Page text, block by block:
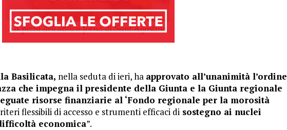
Basilicata, nella seduta di ieri, ha approvato all’unanimità l’ordine
che impegna il presidente della Giunta e la Giunta regionale
risorse finanziarie al ‘Fondo regionale per la morosità
flessibili di accesso e strumenti efficaci di sostegno ai nuclei
economica”.